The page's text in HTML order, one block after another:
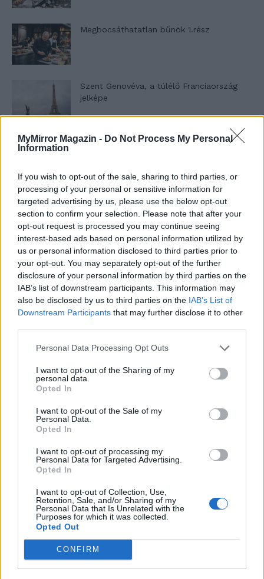
MyMirror Magazin - Do Not Process My Personal
Information
If you wish to opt-out of the sale, sharing to third parties, or
processing of your personal or sensitive information for
targeted advertising by us, please use the below opt-out
section to confirm your selection. Please note that after your
opt-out request is processed you may continue seeing
interest-based ads based on personal information utilized by
us or personal information disclosed to third parties prior to
your opt-out. You may separately opt-out of the further
disclosure of your personal information by third parties on the
IAB’s list of downstream participants. This information may
also be disclosed by us to third parties on the IAB’s List of
Downstream Participants that may further disclose it to other
Personal Data Processing Opt Outs
I want to opt-out of the Sharing of my
personal data.
Opted In
I want to opt-out of the Sale of my
Personal Data.
Opted In
I want to opt-out of processing my
Personal Data for Targeted Advertising.
Opted In
I want to opt-out of Collection, Use,
Retention, Sale, and/or Sharing of my
Personal Data that Is Unrelated with the
Purposes for which it was collected.
Opted Out
CONFIRM
Megbocsáthatatlan bűnök 1.rész
Szent Genovéva, a túlélő Franciaország
jelképe
Minka 12. rész
Minka 11. rész
T. szereti a fiatal lányokat 14. rész
Pedig szóltam… – Miért nem hiszünk a
A legidegesítőbb kifejezések laza
gyűjteménye
Elyna Robbs: Adéle és az örökölt árnyak
A világ legismertebb ruhái